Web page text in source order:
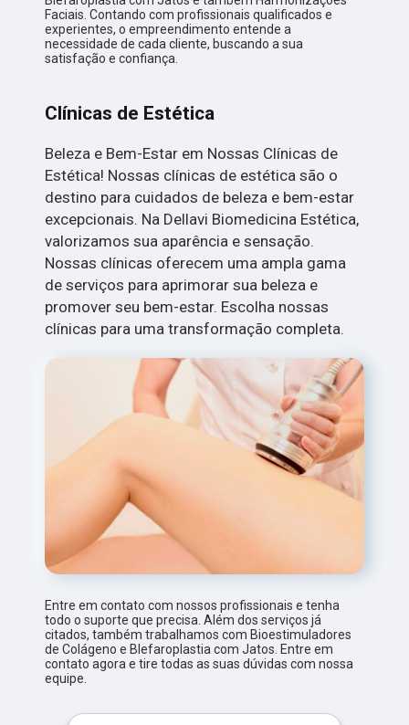
Faciais. Contando com profissionais qualificados e
experientes, o empreendimento entende a
necessidade de cada cliente, buscando a sua
satisfação e confiança.
Clínicas de Estética
Beleza e Bem-Estar em Nossas Clínicas de
Estética! Nossas clínicas de estética são o
destino para cuidados de beleza e bem-estar
excepcionais. Na Dellavi Biomedicina Estética,
valorizamos sua aparência e sensação.
Nossas clínicas oferecem uma ampla gama
de serviços para aprimorar sua beleza e
promover seu bem-estar. Escolha nossas
clínicas para uma transformação completa.
Entre em contato com nossos profissionais e tenha
todo o suporte que precisa. Além dos serviços já
citados, também trabalhamos com Bioestimuladores
de Colágeno e Blefaroplastia com Jatos. Entre em
contato agora e tire todas as suas dúvidas com nossa
equipe.